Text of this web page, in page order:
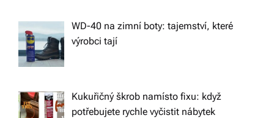
WD-40 na zimní boty: tajemství, které
výrobci tají
Kukuřičný škrob namísto fixu: když
potřebujete rychle vyčistit nábytek